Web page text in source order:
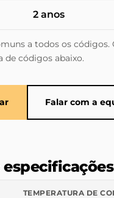
2 anos
a todos os códigos.
de códigos abaixo.
Falar com a
TEMPERATURA DE